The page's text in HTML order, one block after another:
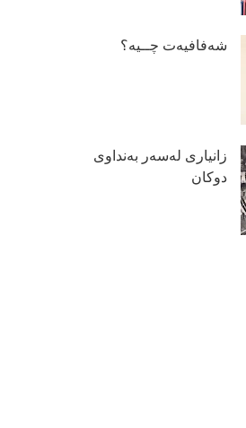
شەفافیەت چــیە؟
زانیاری لەسەر بەنداوی
دوكان